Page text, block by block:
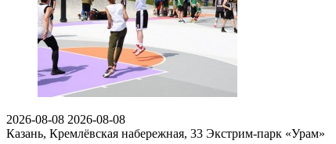
2026-08-08 2026-08-08
Казань, Кремлёвская набережная, 33 Экстрим-парк «Урам»